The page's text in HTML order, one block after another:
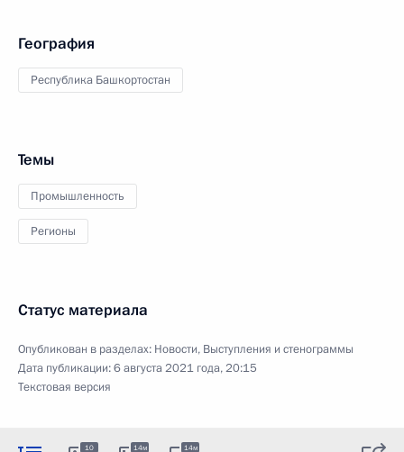
География
Республика Башкортостан
Темы
Промышленность
Регионы
Статус материала
Опубликован в разделах: Новости, Выступления и стенограммы
Дата публикации:6 августа 2021 года, 20:15
Текстовая версия
10 14м 14м